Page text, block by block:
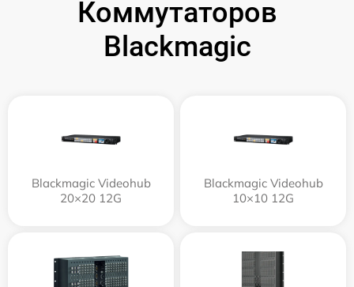
Коммутаторов
Blackmagic
Blackmagic Videohub
20×20 12G
Blackmagic Videohub
10×10 12G